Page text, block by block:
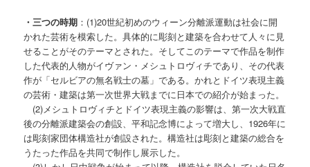
・三つの時期 ：(1)20世紀初めのウィーン分離派運動は社会に開
かれた芸術を模索した。具体的に彫刻と建築を合わせて人々に見
せることがそのテーマとされた。そしてこのテーマで作品を制作
した代表的人物がイヴァン・メシュトロヴィチであり、その代表
作が「セルビアの無名戦士の墓」である。かれとドイツ表現主義
の芸術・建築は第一次世界大戦までに日本での紹介が始まった。
(2)メシュトロヴィチとドイツ表現主義の影響は、第一次大戦直
後の分離派建築会の創設、平和記念博によって増大し、1926年に
は彫刻家団体構造社が創設された。構造社は彫刻と建築の総合を
うたった作品を共同で制作し展示した。